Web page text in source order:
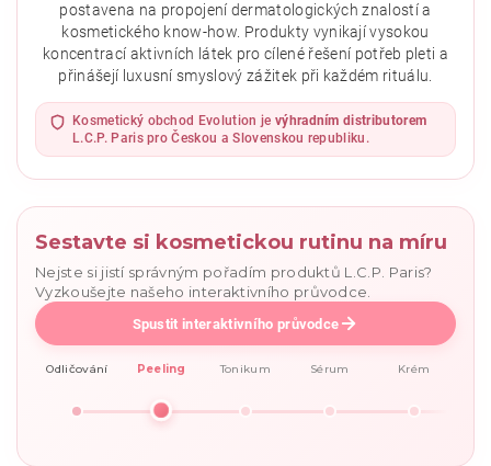
Vložením hodnocení souhlasíte se
zásadami ochrany
osobních údajů.
postavena na propojení dermatologických znalostí a
kosmetického know-how. Produkty vynikají vysokou
koncentrací aktivních látek pro cílené řešení potřeb pleti a
přinášejí luxusní smyslový zážitek při každém rituálu.
Kosmetický obchod Evolution je výhradním distributorem
L.C.P. Paris pro Českou a Slovenskou republiku.
Sestavte si kosmetickou rutinu na míru
Nejste si jistí správným pořadím produktů L.C.P. Paris?
Vyzkoušejte našeho interaktivního průvodce.
Spustit interaktivního průvodce
Odličování Peeling Tonikum Sérum Krém